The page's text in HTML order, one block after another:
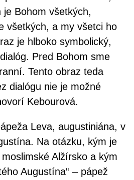
Bohom všetkých,
všetkých, a my všetci ho
je hlboko symbolický,
Pred Bohom sme
Tento obraz teda
dialógu nie je možné
Kebourová.
Leva, augustiniána, v
Na otázku, kým je
Alžírsko a kým
Augustína“ – pápež